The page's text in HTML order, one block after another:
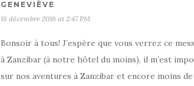
GENEVIÈVE
18 décembre 2016 at 2:47 PM
Bonsoir à tous! J’espère que vous verrez ce
à Zanzibar (à notre hôtel du moins), il m’est
sur nos aventures à Zanzibar et encore moins